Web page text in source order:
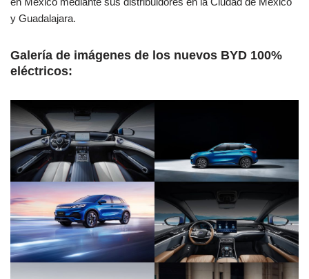
y Guadalajara.
Galería de imágenes de los nuevos BYD 100%
eléctricos: